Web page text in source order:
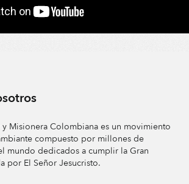
y Misionera Colombiana es un movimiento
compuesto por millones de
mundo dedicados a cumplir la Gran
por El Señor Jesucristo.